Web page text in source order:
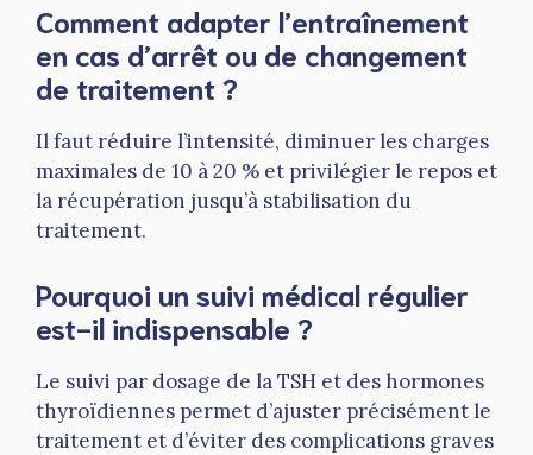
Comment adapter l’entraînement
en cas d’arrêt ou de changement
de traitement ?
Il faut réduire l’intensité, diminuer les charges
maximales de 10 à 20 % et privilégier le repos et
la récupération jusqu’à stabilisation du
traitement.
Pourquoi un suivi médical régulier
est-il indispensable ?
Le suivi par dosage de la TSH et des hormones
thyroïdiennes permet d’ajuster précisément le
traitement et d’éviter des complications graves